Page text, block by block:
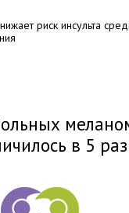
риск инсульта
в 5 раз